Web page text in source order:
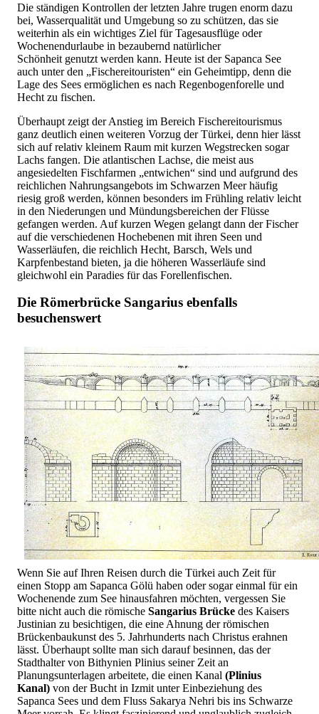
Die ständigen Kontrollen der letzten Jahre trugen enorm dazu
bei, Wasserqualität und Umgebung so zu schützen, das sie
weiterhin als ein wichtiges Ziel für Tagesausflüge oder
Wochenendurlaube in bezaubernd natürlicher
Schönheit genutzt werden kann. Heute ist der Sapanca See
auch unter den „Fischereitouristen“ ein Geheimtipp, denn die
Lage des Sees ermöglichen es nach Regenbogenforelle und
Hecht zu fischen.
Überhaupt zeigt der Anstieg im Bereich Fischereitourismus
ganz deutlich einen weiteren Vorzug der Türkei, denn hier lässt
sich auf relativ kleinem Raum mit kurzen Wegstrecken sogar
Lachs fangen. Die atlantischen Lachse, die meist aus
angesiedelten Fischfarmen „entwichen“ sind und aufgrund des
reichlichen Nahrungsangebots im Schwarzen Meer häufig
riesig groß werden, können besonders im Frühling relativ leicht
in den Niederungen und Mündungsbereichen der Flüsse
gefangen werden. Auf kurzen Wegen gelangt dann der Fischer
auf die verschiedenen Hochebenen mit ihren Seen und
Wasserläufen, die reichlich Hecht, Barsch, Wels und
Karpfenbestand bieten, ja die höheren Wasserläufe sind
gleichwohl ein Paradies für das Forellenfischen.
Die Römerbrücke Sangarius ebenfalls
besuchenswert
Wenn Sie auf Ihren Reisen durch die Türkei auch Zeit für
einen Stopp am Sapanca Gölü haben oder sogar einmal für ein
Wochenende zum See hinausfahren möchten, vergessen Sie
bitte nicht auch die römische Sangarius Brücke des Kaisers
Justinian zu besichtigen, die eine Ahnung der römischen
Brückenbaukunst des 5. Jahrhunderts nach Christus erahnen
lässt. Überhaupt sollte man sich darauf besinnen, das der
Stadthalter von Bithynien Plinius seiner Zeit an
Planungsunterlagen arbeitete, die einen Kanal (Plinius
Kanal) von der Bucht in Izmit unter Einbeziehung des
Sapanca Sees und dem Fluss Sakarya Nehri bis ins Schwarze